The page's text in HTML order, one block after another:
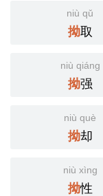
niù qǔ
拗取
niù qiáng
拗强
niù què
拗却
niù xìng
拗性